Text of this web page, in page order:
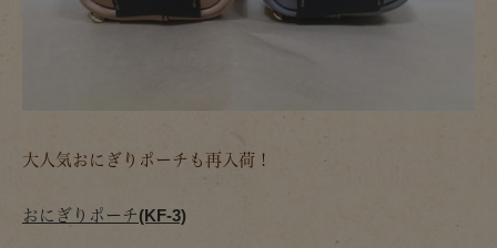
大人気おにぎりポーチも再入荷！
おにぎりポーチ(KF-3)